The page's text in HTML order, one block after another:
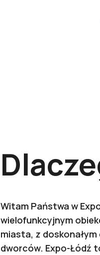
Witam Państwa w
wielofunkcyjnym
miasta, z
dworców. Expo-Łódź